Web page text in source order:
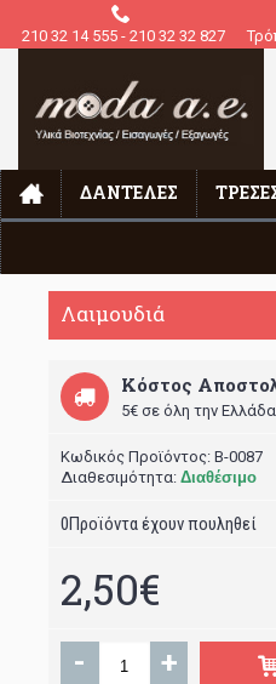
210 32 14 555 - 210 32 32 827
ΔΑΝΤΈΛΕΣ
Λαιμουδιά
Κόστος
5€ σε όλη την Ελλάδα
Κωδικός Προϊόντος: B-0087
Διαθεσιμότητα: Διαθέσιμο
0Προϊόντα έχουν πουληθεί
2,50€
- +